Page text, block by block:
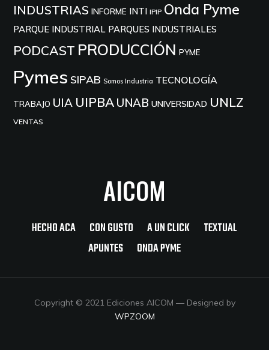
INDUSTRIAS INFORME INTI IPIP Onda Pyme
PARQUE INDUSTRIAL PARQUES INDUSTRIALES
PODCAST PRODUCCIÓN PYME
Pymes SIPAB Somos Industria TECNOLOGÍA
TRABAJO UIA UIPBA UNAB UNIVERSIDAD UNLZ
VENTAS
AICOM
HECHO ACA CON GUSTO A UN CLICK
TEXTUAL
APUNTES
ONDA PYME
Copyright © 2021 Ediciones AICOM — Designed by
WPZOOM